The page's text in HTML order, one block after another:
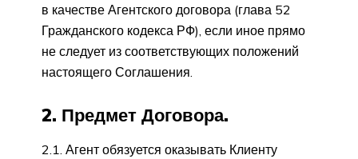
в качестве Агентского договора (глава 52
Гражданского кодекса РФ), если иное прямо
не следует из соответствующих положений
настоящего Соглашения.
2. Предмет Договора.
2.1. Агент обязуется оказывать Клиенту